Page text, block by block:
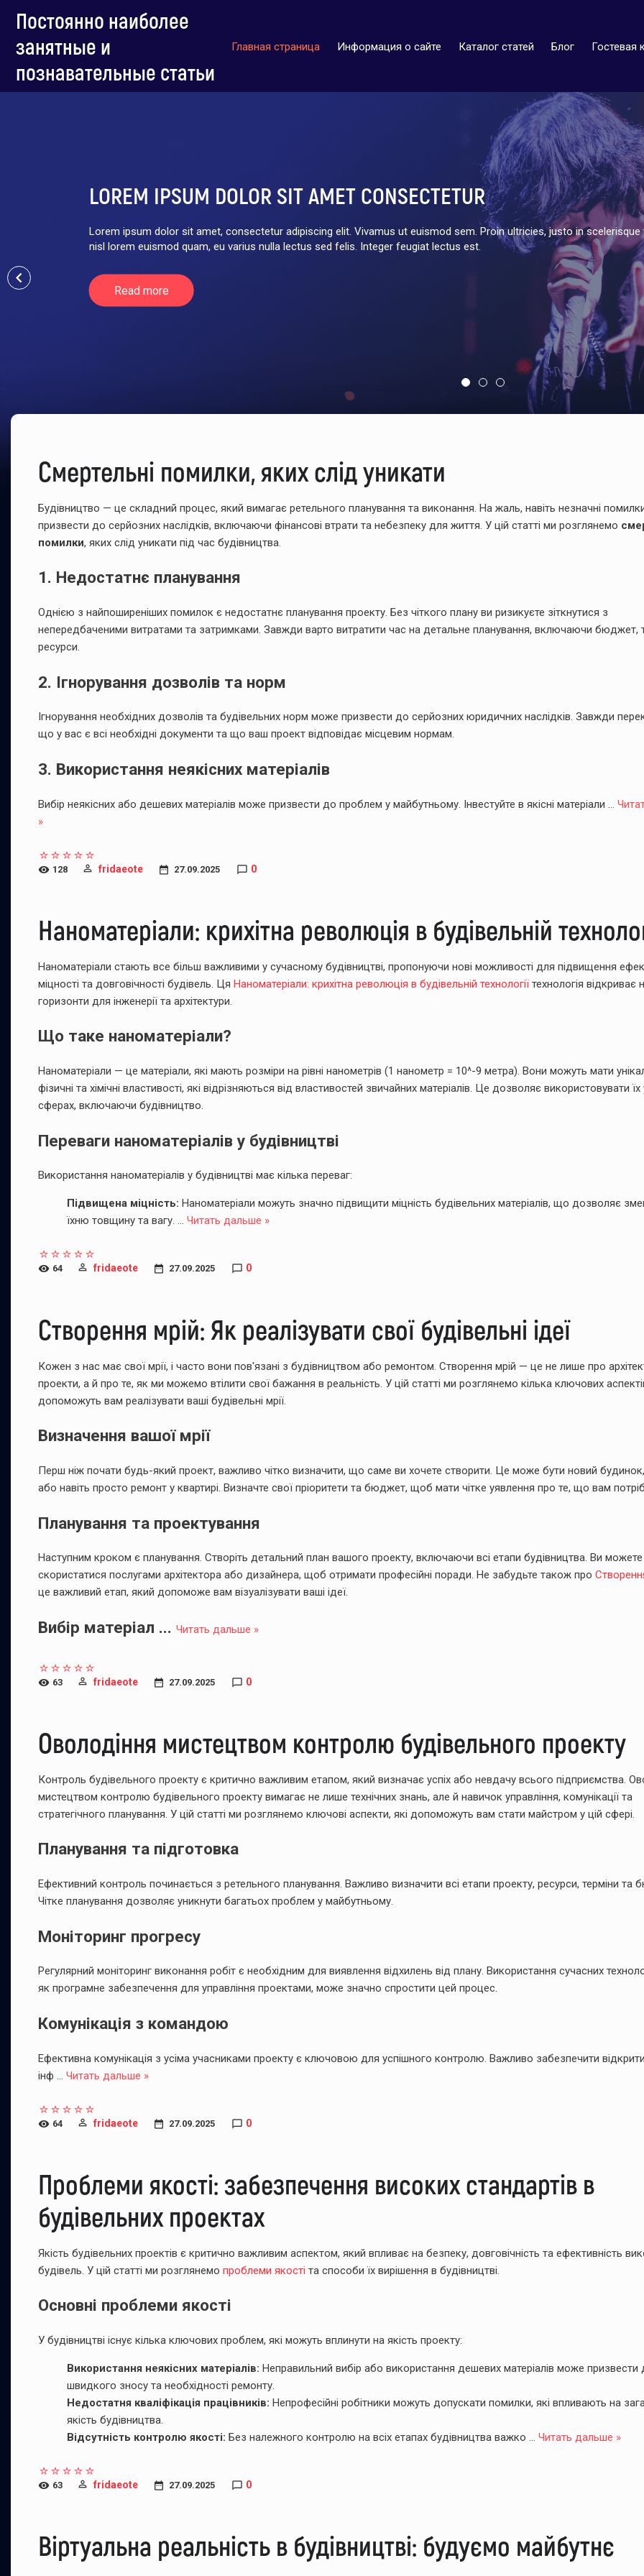
Постоянно наиболее
занятные и
познавательные статьи
Главная страница Информация о сайте Каталог статей Блог Гостевая
LOREM IPSUM DOLOR SIT AMET CONSECTETUR
Lorem ipsum dolor sit amet, consectetur adipiscing elit. Vivamus ut euismod sem. Proin ultricies, justo in scelerisque
nisl lorem euismod quam, eu varius nulla lectus sed felis. Integer feugiat lectus est.
Read more
Read more
Read more
keyboard_arrow_left
1 2 3
Смертельні помилки, яких слід уникати
Будівництво — це складний процес, який вимагає ретельного планування та виконання. На жаль, навіть незначні
призвести до серйозних наслідків, включаючи фінансові втрати та небезпеку для життя. У цій статті ми розглянемо
помилки, яких слід уникати під час будівництва.
1. Недостатнє планування
Однією з найпоширеніших помилок є недостатнє планування проекту. Без чіткого плану ви ризикуєте зіткнутися з
непередбаченими витратами та затримками. Завжди варто витратити час на детальне планування, включаючи бюджет,
ресурси.
2. Ігнорування дозволів та норм
Ігнорування необхідних дозволів та будівельних норм може призвести до серйозних юридичних наслідків. Завжди
що у вас є всі необхідні документи та що ваш проект відповідає місцевим нормам.
3. Використання неякісних матеріалів
Вибір неякісних або дешевих матеріалів може призвести до проблем у майбутньому. Інвестуйте в якісні матеріали ...
»
128 fridaeote 27.09.2025 0
Наноматеріали: крихітна революція в будівельній
Наноматеріали стають все більш важливими у сучасному будівництві, пропонуючи нові можливості для підвищення
міцності та довговічності будівель. Ця Наноматеріали: крихітна революція в будівельній технології технологія відкриває
горизонти для інженерії та архітектури.
Що таке наноматеріали?
Наноматеріали — це матеріали, які мають розміри на рівні нанометрів (1 нанометр = 10^-9 метра). Вони можуть мати
фізичні та хімічні властивості, які відрізняються від властивостей звичайних матеріалів. Це дозволяє використовувати їх
сферах, включаючи будівництво.
Переваги наноматеріалів у будівництві
Використання наноматеріалів у будівництві має кілька переваг:
Підвищена міцність: Наноматеріали можуть значно підвищити міцність будівельних матеріалів, що дозволяє
їхню товщину та вагу. ... Читать дальше »
64 fridaeote 27.09.2025 0
Створення мрій: Як реалізувати свої будівельні ідеї
Кожен з нас має свої мрії, і часто вони пов'язані з будівництвом або ремонтом. Створення мрій — це не лише про
проекти, а й про те, як ми можемо втілити свої бажання в реальність. У цій статті ми розглянемо кілька ключових
допоможуть вам реалізувати ваші будівельні мрії.
Визначення вашої мрії
Перш ніж почати будь-який проект, важливо чітко визначити, що саме ви хочете створити. Це може бути новий
або навіть просто ремонт у квартирі. Визначте свої пріоритети та бюджет, щоб мати чітке уявлення про те, що вам
Планування та проектування
Наступним кроком є планування. Створіть детальний план вашого проекту, включаючи всі етапи будівництва. Ви можете
скористатися послугами архітектора або дизайнера, щоб отримати професійні поради. Не забудьте також про
це важливий етап, який допоможе вам візуалізувати ваші ідеї.
Вибір матеріал ... Читать дальше »
63 fridaeote 27.09.2025 0
Оволодіння мистецтвом контролю будівельного проекту
Контроль будівельного проекту є критично важливим етапом, який визначає успіх або невдачу всього підприємства.
мистецтвом контролю будівельного проекту вимагає не лише технічних знань, але й навичок управління, комунікації та
стратегічного планування. У цій статті ми розглянемо ключові аспекти, які допоможуть вам стати майстром у цій сфері.
Планування та підготовка
Ефективний контроль починається з ретельного планування. Важливо визначити всі етапи проекту, ресурси, терміни та
Чітке планування дозволяє уникнути багатьох проблем у майбутньому.
Моніторинг прогресу
Регулярний моніторинг виконання робіт є необхідним для виявлення відхилень від плану. Використання сучасних
як програмне забезпечення для управління проектами, може значно спростити цей процес.
Комунікація з командою
Ефективна комунікація з усіма учасниками проекту є ключовою для успішного контролю. Важливо забезпечити
інф ... Читать дальше »
64 fridaeote 27.09.2025 0
Проблеми якості: забезпечення високих стандартів в
будівельних проектах
Якість будівельних проектів є критично важливим аспектом, який впливає на безпеку, довговічність та ефективність
будівель. У цій статті ми розглянемо проблеми якості та способи їх вирішення в будівництві.
Основні проблеми якості
У будівництві існує кілька ключових проблем, які можуть вплинути на якість проекту:
Використання неякісних матеріалів: Неправильний вибір або використання дешевих матеріалів може призвести
швидкого зносу та необхідності ремонту.
Недостатня кваліфікація працівників: Непрофесійні робітники можуть допускати помилки, які впливають на
якість будівництва.
Відсутність контролю якості: Без належного контролю на всіх етапах будівництва важко ... Читать дальше »
63 fridaeote 27.09.2025 0
Віртуальна реальність в будівництві: будуємо майбутнє